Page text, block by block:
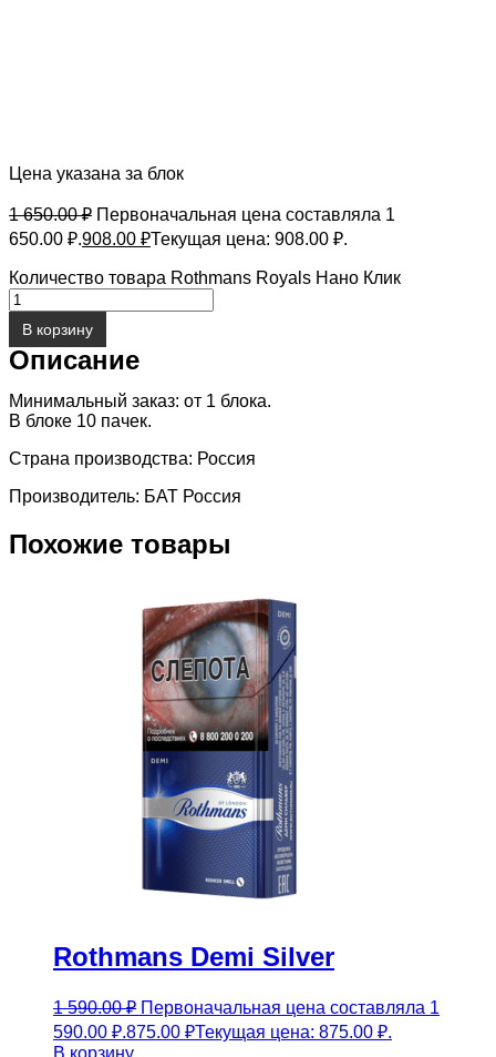
Цена указана за блок
1 650.00₽ Первоначальная цена составляла 1
650.00 ₽.908.00 ₽Текущая цена: 908.00 ₽.
Количество товара Rothmans Royals Нано Клик
В корзину
Описание
Минимальный заказ: от 1 блока.
В блоке 10 пачек.
Страна производства: Россия
Производитель: БАТ Россия
Похожие товары
Rothmans Demi Silver
1 590.00₽ Первоначальная цена составляла 1
590.00 ₽.875.00 ₽Текущая цена: 875.00 ₽.
В корзину